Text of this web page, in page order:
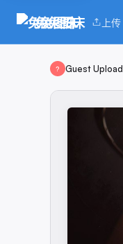
兔兔图床 上传
? Guest Upload